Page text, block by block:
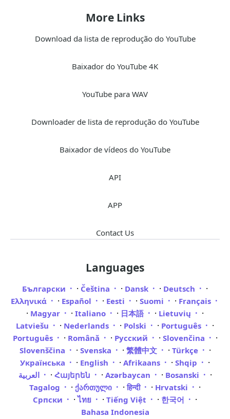
More Links
Download da lista de reprodução do YouTube
Baixador do YouTube 4K
YouTube para WAV
Downloader de lista de reprodução do YouTube
Baixador de vídeos do YouTube
API
APP
Contact Us
Languages
Български · Čeština · Dansk · Deutsch ·
Ελληνικά · Español · Eesti · Suomi · Français
· Magyar · Italiano · 日本語 · Lietuvių ·
Latviešu · Nederlands · Polski · Português ·
Português · Română · Русский · Slovenčina ·
Slovenščina · Svenska · 繁體中文 · Türkçe ·
Українська · English · Afrikaans · Shqip ·
العربية · Հայերեն · Azərbaycan · Bosanski ·
Tagalog · ქართული · हिन्दी · Hrvatski ·
Српски ·ไทย · Tiếng Việt · 한국어 ·
Bahasa Indonesia